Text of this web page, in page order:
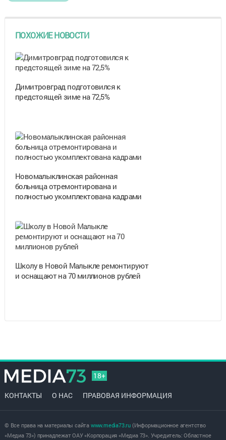
ПОХОЖИЕ НОВОСТИ
Димитровград подготовился к
предстоящей зиме на 72,5%
Новомалыклинская районная
больница отремонтирована и
полностью укомплектована кадрами
Школу в Новой Малыкле ремонтируют
и оснащают на 70 миллионов рублей
18+
КОНТАКТЫ О НАС ПРАВОВАЯ ИНФОРМАЦИЯ
© Все права на материалы сайта www.media73.ru(Информационное агентство
«Медиа 73») принадлежат ОАУ «Корпорация «Медиа 73». Учредитель: Областное